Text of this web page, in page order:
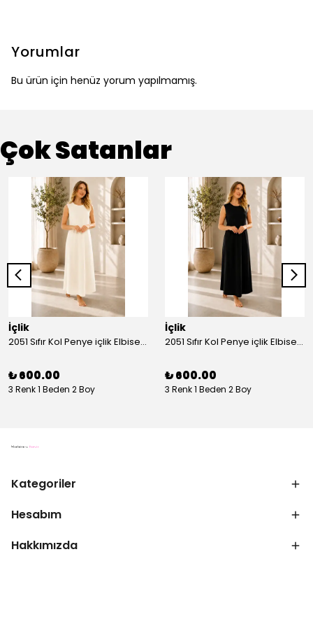
Yorumlar
Bu ürün için henüz yorum yapılmamış.
Çok Satanlar
İçlik
2051 Sıfır Kol Penye içlik Elbise - Ekru
₺ 600.00
3 Renk 1 Beden 2 Boy
İçlik
2051 Sıfır Kol Penye içlik Elbise - Siyah
₺ 600.00
3 Renk 1 Beden 2 Boy
Kategoriler
Hesabım
Hakkımızda